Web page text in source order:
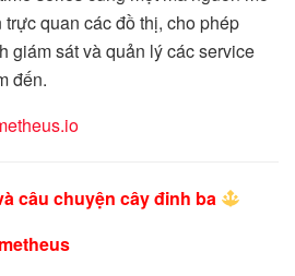
quan các đồ thị, cho phép
giám sát và quản lý các service
đến.
câu chuyện cây đinh ba